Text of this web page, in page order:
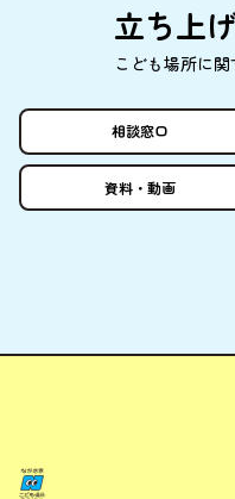
立ち上
こども場所に関
相談窓口
資料 ・ 動画